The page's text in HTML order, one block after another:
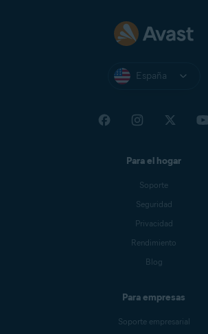
España
Para el hogar
Soporte
Seguridad
Privacidad
Rendimiento
Blog
Para empresas
Soporte empresarial